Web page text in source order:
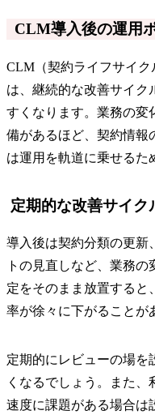
CLM導入後の運用
CLM（契約ライフサイク
は、継続的な改善サイク
すくなります。業務の変
備があるほど、契約情報
は運用を軌道に乗せるた
定期的な改善サイク
導入後は契約分類の更新
トの見直しなど、業務
定をそのまま放置すると
率が徐々に下がることが
定期的にレビューの場を
くなるでしょう。また
速度に課題がある場合は